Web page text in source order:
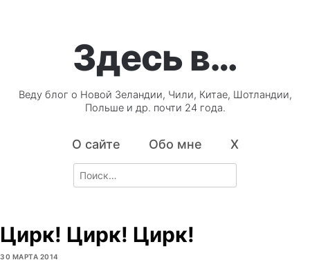
Здесь в…
Веду блог о Новой Зеландии, Чили, Китае, Шотландии,
Польше и др. почти 24 года.
О сайте Обо мне X
Search
for:
Цирк! Цирк! Цирк!
30 МАРТА 2014